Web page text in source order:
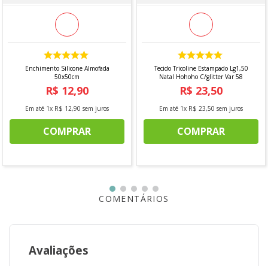
O PRODUTO ACOMPANHA
04 Peças Natalinas
Imagens meramente ilustrativas*
Enchimento Silicone Almofada
50x50cm
R$ 12,90
Em até 1x R$ 12,90 sem juros
COMPRAR
Tecido Tricoline Estampado Lg1,50
Natal Hohoho C/glitter Var 58
R$ 23,50
Em até 1x R$ 23,50 sem juros
COMPRAR
COMENTÁRIOS
Avaliações